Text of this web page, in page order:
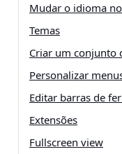
Mudar o idioma
Temas
Criar um conjunto
Personalizar
Editar barras de
Extensões
Fullscreen view